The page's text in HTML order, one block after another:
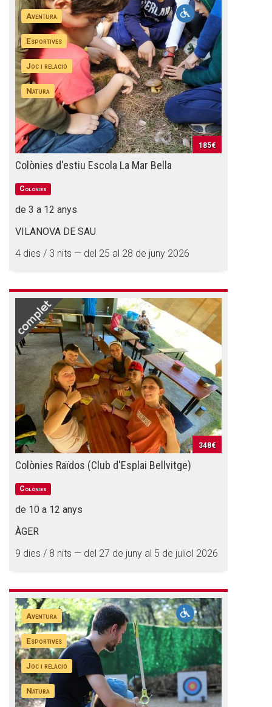
Aventura
Esportives
Joc i relació
Natura
185€
Colònies d'estiu Escola La Mar Bella
Colònies
de 3 a 12 anys
VILANOVA DE SAU
4 dies / 3 nits — del 25 al 28 de juny 2026
348€
Colònies Raïdos (Club d'Esplai Bellvitge)
Colònies
de 10 a 12 anys
ÀGER
9 dies / 8 nits — del 27 de juny al 5 de juliol 2026
Aventura
Esportives
Joc i relació
Natura